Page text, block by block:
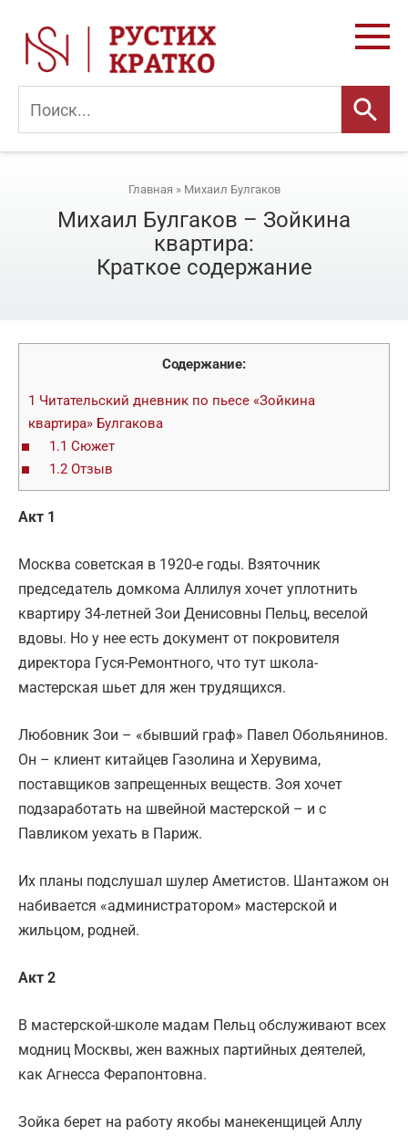
контенту
Главная » Михаил Булгаков
Михаил Булгаков – Зойкина
квартира:
Краткое содержание
Содержание:
1 Читательский дневник по пьесе «Зойкина
квартира» Булгакова
1.1 Сюжет
1.2Отзыв
Акт 1
Москва советская в 1920-е годы. Взяточник
председатель домкома Аллилуя хочет уплотнить
квартиру 34-летней Зои Денисовны Пельц, веселой
вдовы. Но у нее есть документ от покровителя
директора Гуся-Ремонтного, что тут школа-
мастерская шьет для жен трудящихся.
Любовник Зои – «бывший граф» Павел Обольянинов.
Он – клиент китайцев Газолина и Херувима,
поставщиков запрещенных веществ. Зоя хочет
подзаработать на швейной мастерской – и с
Павликом уехать в Париж.
Их планы подслушал шулер Аметистов. Шантажом он
набивается «администратором» мастерской и
жильцом, родней.
Акт 2
В мастерской-школе мадам Пельц обслуживают всех
модниц Москвы, жен важных партийных деятелей,
как Агнесса Ферапонтовна.
Зойка берет на работу якобы манекенщицей Аллу